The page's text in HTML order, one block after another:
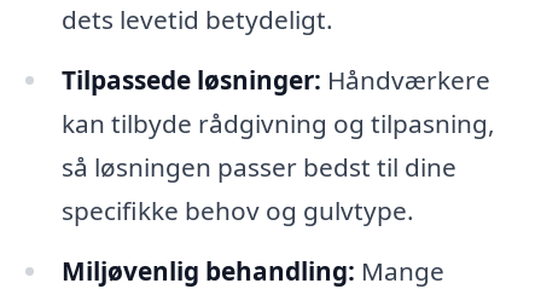
dets levetid betydeligt.
Tilpassede løsninger: Håndværkere
kan tilbyde rådgivning og tilpasning,
så løsningen passer bedst til dine
specifikke behov og gulvtype.
Miljøvenlig behandling: Mange